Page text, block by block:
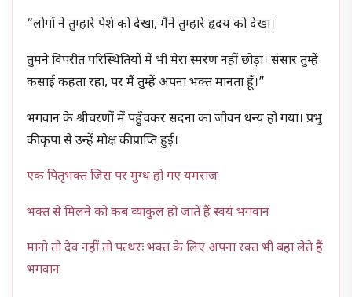
“लोगों ने तुम्हारे पेशे को देखा, मैंने तुम्हारे हृदय को देखा।
तुमने विपरीत परिस्थितियों में भी मेरा स्मरण नहीं छोड़ा। संसार तुम्हें
कसाई कहता रहा, पर मैं तुम्हें अपना भक्त मानता हूँ।”
भगवान के श्रीचरणों में पहुँचकर सदना का जीवन धन्य हो गया। प्रभु
की कृपा से उन्हें मोक्ष की प्राप्ति हुई।
एक पितृभक्त जिस पर मुग्ध हो गए यमराज
भक्त से मिलने को कब व्याकुल हो जाते हैं स्वयं भगवान
मानो तो देव नहीं तो पत्थरः भक्त के लिए अपना रक्त भी बहा लेते हैं
भगवान